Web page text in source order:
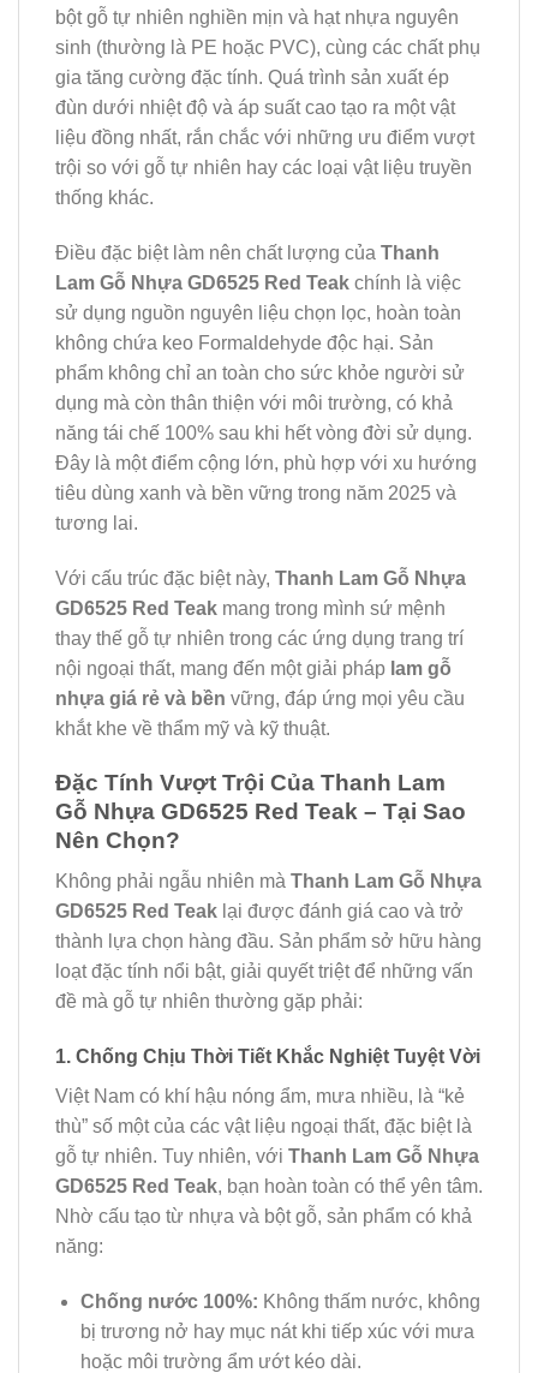
bột gỗ tự nhiên nghiền mịn và hạt nhựa nguyên
sinh (thường là PE hoặc PVC), cùng các chất phụ
gia tăng cường đặc tính. Quá trình sản xuất ép
đùn dưới nhiệt độ và áp suất cao tạo ra một vật
liệu đồng nhất, rắn chắc với những ưu điểm vượt
trội so với gỗ tự nhiên hay các loại vật liệu truyền
thống khác.
Điều đặc biệt làm nên chất lượng của Thanh
Lam Gỗ Nhựa GD6525 Red Teak chính là việc
sử dụng nguồn nguyên liệu chọn lọc, hoàn toàn
không chứa keo Formaldehyde độc hại. Sản
phẩm không chỉ an toàn cho sức khỏe người sử
dụng mà còn thân thiện với môi trường, có khả
năng tái chế 100% sau khi hết vòng đời sử dụng.
Đây là một điểm cộng lớn, phù hợp với xu hướng
tiêu dùng xanh và bền vững trong năm 2025 và
tương lai.
Với cấu trúc đặc biệt này, Thanh Lam Gỗ Nhựa
GD6525 Red Teak mang trong mình sứ mệnh
thay thế gỗ tự nhiên trong các ứng dụng trang trí
nội ngoại thất, mang đến một giải pháp lam gỗ
nhựa giá rẻ và bền vững, đáp ứng mọi yêu cầu
khắt khe về thẩm mỹ và kỹ thuật.
Đặc Tính Vượt Trội Của Thanh Lam
Gỗ Nhựa GD6525 Red Teak – Tại Sao
Nên Chọn?
Không phải ngẫu nhiên mà Thanh Lam Gỗ Nhựa
GD6525 Red Teak lại được đánh giá cao và trở
thành lựa chọn hàng đầu. Sản phẩm sở hữu hàng
loạt đặc tính nổi bật, giải quyết triệt để những vấn
đề mà gỗ tự nhiên thường gặp phải:
1. Chống Chịu Thời Tiết Khắc Nghiệt Tuyệt Vời
Việt Nam có khí hậu nóng ẩm, mưa nhiều, là “kẻ
thù” số một của các vật liệu ngoại thất, đặc biệt là
gỗ tự nhiên. Tuy nhiên, với Thanh Lam Gỗ Nhựa
GD6525 Red Teak, bạn hoàn toàn có thể yên tâm.
Nhờ cấu tạo từ nhựa và bột gỗ, sản phẩm có khả
năng:
Chống nước 100%: Không thấm nước, không
bị trương nở hay mục nát khi tiếp xúc với mưa
hoặc môi trường ẩm ướt kéo dài.